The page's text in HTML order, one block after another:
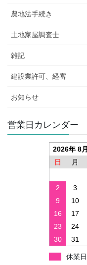
農地法手続き
土地家屋調査士
雑記
建設業許可、経審
お知らせ
営業日カレンダー
2026年 8月
日
月
2
3
9
10
16
17
23
24
30
31
休業日